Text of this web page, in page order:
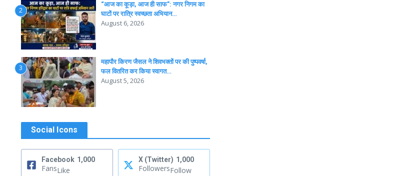
2
“आज का कूड़ा, आज ही साफ”: नगर निगम का
घाटों पर रात्रि स्वच्छता अभियान…
August 6, 2026
3
महापौर किरण जैसल ने शिवभक्तों पर की पुष्पवर्षा,
फल वितरित कर किया स्वागत…
August 5, 2026
Social Icons
Facebook 1,000
FansLike
X (Twitter) 1,000
FollowersFollow